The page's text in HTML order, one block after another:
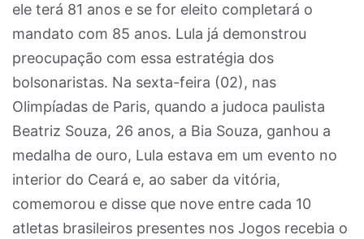
ele terá 81 anos e se for eleito completará o
mandato com 85 anos. Lula já demonstrou
preocupação com essa estratégia dos
bolsonaristas. Na sexta-feira (02), nas
Olimpíadas de Paris, quando a judoca paulista
Beatriz Souza, 26 anos, a Bia Souza, ganhou a
medalha de ouro, Lula estava em um evento no
interior do Ceará e, ao saber da vitória,
comemorou e disse que nove entre cada 10
atletas brasileiros presentes nos Jogos recebia o